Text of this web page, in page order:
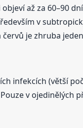
až za 60–90
v
je zhruba
infekcích (větší
v